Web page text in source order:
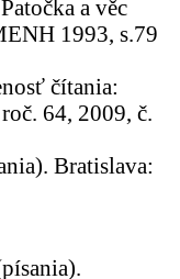
a věc
1993, s.79
čítania:
64, 2009, č.
Bratislava: